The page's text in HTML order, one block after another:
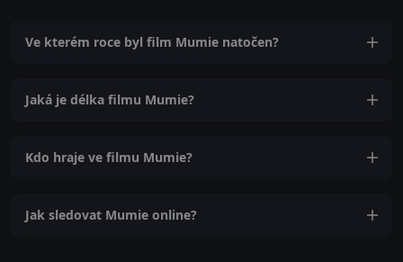
Ve kterém roce byl film Mumie natočen?
Jaká je délka filmu Mumie?
Kdo hraje ve filmu Mumie?
Jak sledovat Mumie online?